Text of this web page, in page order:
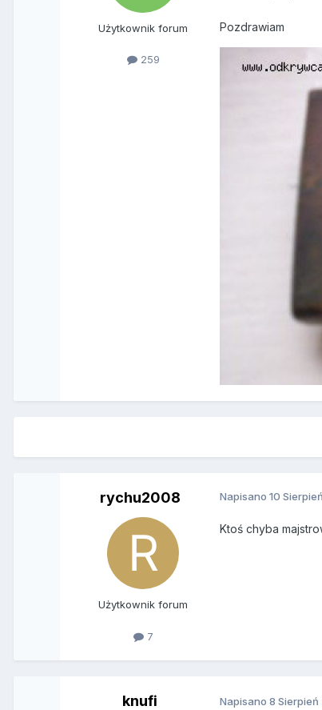
Użytkownik forum
259
Pozdrawiam
rychu2008
Użytkownik forum
7
Napisano10
Ktoś chyba
knufi Napisano8